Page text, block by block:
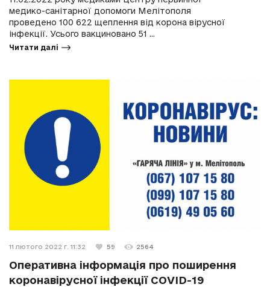
медико-санітарної допомоги Мелітополя
проведено 100 622 щеплення від корона вірусної
інфекції. Усього вакциновано 51 ...
Читати далі
11 лютого 2022 г. 11:32 59 2564
Оперативна інформація про поширення
коронавірусної інфекції COVID-19